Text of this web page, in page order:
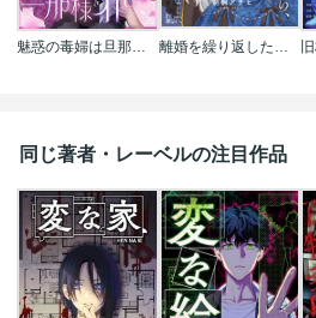
同じ著者・レーベルの注目作品